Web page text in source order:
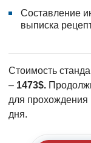
Составление
выписка
Стоимость
– 1473$.
для прохождения
дня.